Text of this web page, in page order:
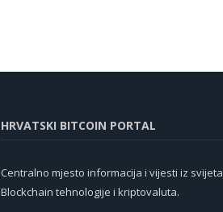
HRVATSKI BITCOIN PORTAL
Centralno mjesto informacija i vijesti iz svijeta
Blockchain tehnologije i kriptovaluta.